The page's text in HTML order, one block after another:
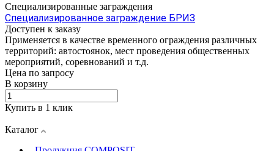
Специализированные заграждения
Специализированное заграждение БРИЗ
Доступен к заказу
Применяется в качестве временного ограждения различных
территорий: автостоянок, мест проведения общественных
мероприятий, соревнований и т.д.
Цена по запросу
В корзину
Купить в 1 клик
Каталог